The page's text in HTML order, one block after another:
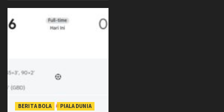
BERITA BOLA PIALA DUNIA